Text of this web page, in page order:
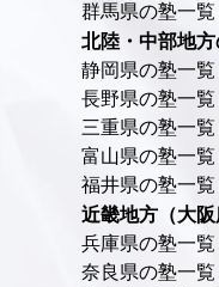
群馬県の塾一覧
北陸・中部地
静岡県の塾一覧
長野県の塾一覧
三重県の塾一覧
富山県の塾一覧
福井県の塾一覧
近畿地方（大
兵庫県の塾一覧
奈良県の塾一覧